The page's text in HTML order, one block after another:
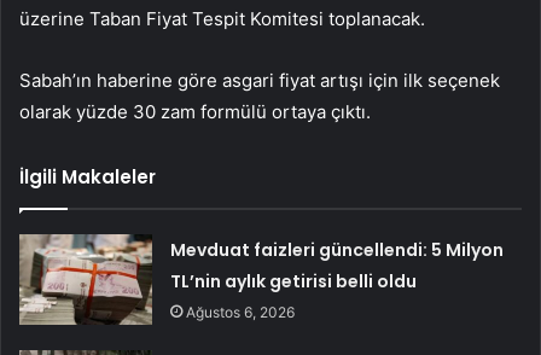
üzerine Taban Fiyat Tespit Komitesi toplanacak.
Sabah’ın haberine göre asgari fiyat artışı için ilk seçenek
olarak yüzde 30 zam formülü ortaya çıktı.
İlgili Makaleler
Mevduat faizleri güncellendi: 5 Milyon
TL’nin aylık getirisi belli oldu
Ağustos 6, 2026